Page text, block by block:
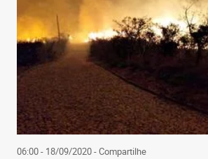
06:00 - 18/09/2020- Compartilhe